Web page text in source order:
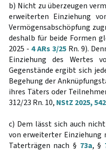
b) Nicht zu überzeugen
erweiterten Einziehung
Vermögensabschöpfung
deshalb für beide Formen
2025 - 4 ARs 3/25Rn. 9).
Einziehung des Wertes
Gegenstände ergibt sich
Begehung der
ihres Täters oder
312/23 Rn. 10, NStZ 2025, 542
c) Dem lässt sich auch
von erweiterter Einziehung
Taterträgen nach § 73a, §